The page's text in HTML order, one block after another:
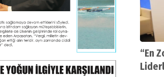
“En